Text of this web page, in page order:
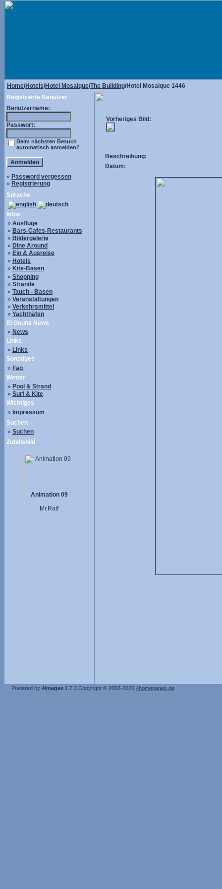
Home/Hotels/Hotel Mosaique/The Building/Hotel Mosaique 1446
Registrierte Benutzer
Benutzername:
Passwort:
Beim nächsten Besuch
automatisch anmelden?
» Password vergessen
» Registrierung
Sprache
Infos
» Ausflüge
» Bars-Cafes-Restaurants
» Bildergalerie
» Dine Around
» Ein & Ausreise
» Hotels
» Kite-Basen
» Shopping
» Strände
» Tauch - Basen
» Veranstaltungen
» Verkehrsmittel
» Yachthäfen
El Gouna News
» News
Links
» Links
Sonstiges
» Faq
Wetter
» Pool & Strand
» Surf & Kite
Wichtiges
» Impressum
Suchen
» Suchen
Zufallsbild
Animation 09
Mr.Ralf
Vorheriges Bild:
Beschreibung:
Datum:
Powered by 4images 1.7.3 Copyright © 2002-2026 4homepages.de